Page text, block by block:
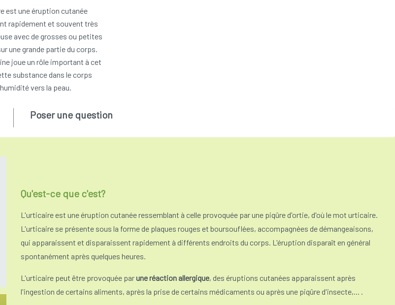
est une éruption cutanée
rapidement et souvent très
avec de grosses ou petites
une grande partie du corps.
joue un rôle important à cet
substance dans le corps
vers la peau.
Poser une question
Qu'est-ce que c'est?
L'urticaire est une éruption cutanée ressemblant à celle provoquée par une piqûre d'ortie, d'où le mot urticaire.
L'urticaire se présente sous la forme de plaques rouges et boursouflées, accompagnées de démangeaisons,
qui apparaissent et disparaissent rapidement à différents endroits du corps. L'éruption disparaît en général
spontanément après quelques heures.
L'urticaire peut être provoquée parune réaction allergique, des éruptions cutanées apparaissent après
l'ingestion de certains aliments, après la prise de certains médicaments ou après une piqûre d'insecte,... .